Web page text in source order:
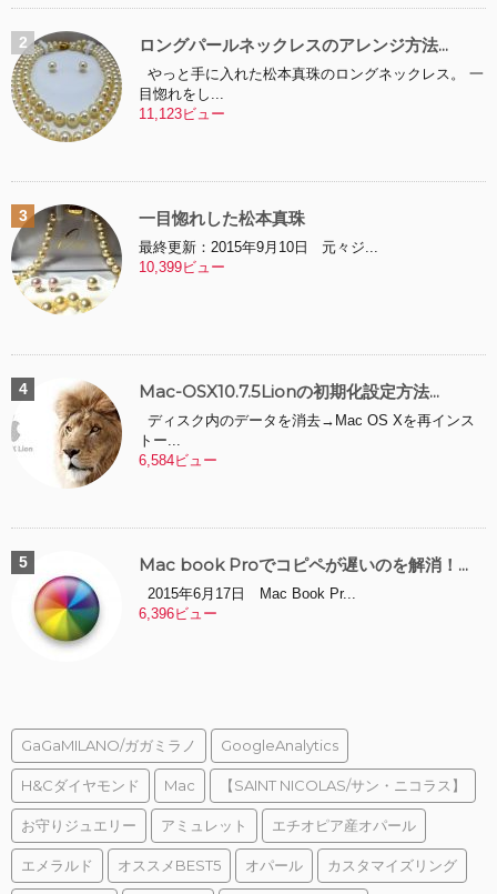
ロングパールネックレスのアレンジ方法...
やっと手に入れた松本真珠のロングネックレス。 一
目惚れをし...
11,123ビュー
一目惚れした松本真珠
最終更新：2015年9月10日 元々ジ...
10,399ビュー
Mac-OSX10.7.5Lionの初期化設定方法...
ディスク内のデータを消去→Mac OS Xを再インス
トー...
6,584ビュー
Mac book Proでコピペが遅いのを解消！...
2015年6月17日 Mac Book Pr...
6,396ビュー
GaGaMILANO/ガガミラノ GoogleAnalytics
H&Cダイヤモンド Mac 【SAINT NICOLAS/サン・ニコラス】
お守りジュエリー アミュレット エチオピア産オパール
エメラルド オススメBEST5 オパール カスタマイズリング